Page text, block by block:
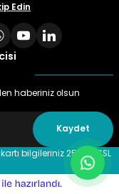
Edin
haberiniz olsun
Kaydet
bilgileriniz 256 bit SSL
e-